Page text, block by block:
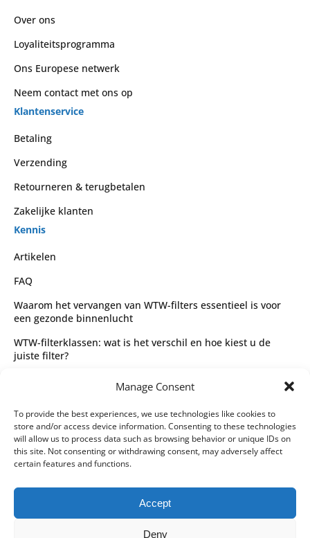
Manage Consent
To provide the best experiences, we use technologies like cookies to
store and/or access device information. Consenting to these technologies
will allow us to process data such as browsing behavior or unique IDs on
this site. Not consenting or withdrawing consent, may adversely affect
certain features and functions.
Accept
Deny
Over ons
Loyaliteitsprogramma
Ons Europese netwerk
Neem contact met ons op
Klantenservice
Betaling
Verzending
Retourneren & terugbetalen
Zakelijke klanten
Kennis
Artikelen
FAQ
Waarom het vervangen van WTW-filters essentieel is voor
een gezonde binnenlucht
WTW-filterklassen: wat is het verschil en hoe kiest u de
juiste filter?
Complete gids voor WTW-filtertypes en het kiezen van de
Wettelijk
Algemene voorwaarden
Privacybeleid
Leveringspartners
Betaalmethoden